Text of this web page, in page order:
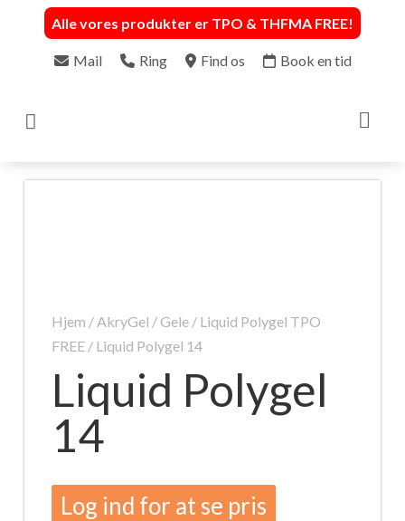
Alle vores produkter er TPO & THFMA FREE!
Mail Ring Find os Book en tid

Hjem / AkryGel / Gele/ Liquid Polygel TPO
FREE/ Liquid Polygel 14
Liquid Polygel
14
Log ind for at se pris